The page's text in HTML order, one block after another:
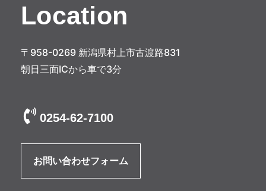
Location
〒958-0269 新潟県村上市古渡路831
朝日三面ICから車で3分
0254-62-7100
お問い合わせフォーム